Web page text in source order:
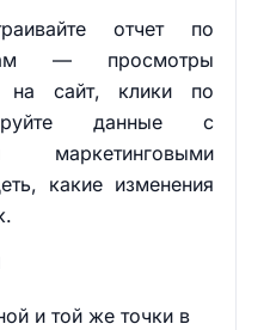
отчет по
— просмотры
на сайт, клики по
данные с
маркетинговыми
какие изменения
и той же точки в